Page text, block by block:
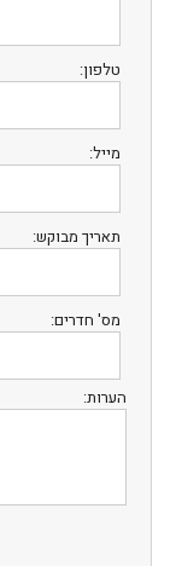
טלפון:
מייל:
תאריך מבוקש:
מס' חדרים:
הערות: